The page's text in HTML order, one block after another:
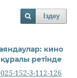
Іздеу
кино
құралы ретінде
152-3-112-126